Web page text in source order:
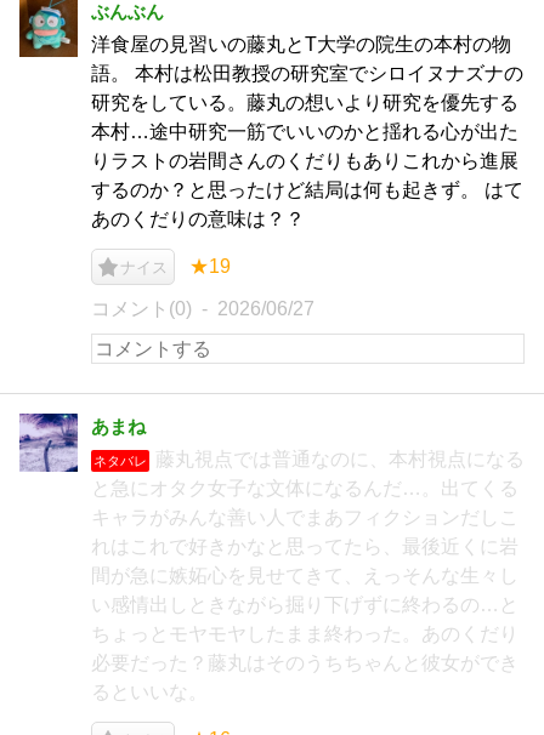
ぶんぶん
洋食屋の見習いの藤丸とT大学の院生の本村の物
語。 本村は松田教授の研究室でシロイヌナズナの
研究をしている。藤丸の想いより研究を優先する
本村…途中研究一筋でいいのかと揺れる心が出た
りラストの岩間さんのくだりもありこれから進展
するのか？と思ったけど結局は何も起きず。 はて
あのくだりの意味は？？
ナイス ★19
コメント(0) 2026/06/27
あまね
ネタバレ
藤丸視点では普通なのに、本村視点になる
と急にオタク女子な文体になるんだ…。出てくる
キャラがみんな善い人でまあフィクションだしこ
れはこれで好きかなと思ってたら、最後近くに岩
間が急に嫉妬心を見せてきて、えっそんな生々し
い感情出しときながら掘り下げずに終わるの…と
ちょっとモヤモヤしたまま終わった。あのくだり
必要だった？藤丸はそのうちちゃんと彼女ができ
るといいな。